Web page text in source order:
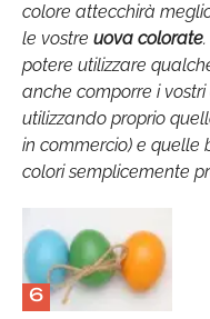
colore attecchirà
le vostre uova colorate
potere utilizzare
anche comporre i
utilizzando proprio
in commercio) e quelle
colori semplicemente
6